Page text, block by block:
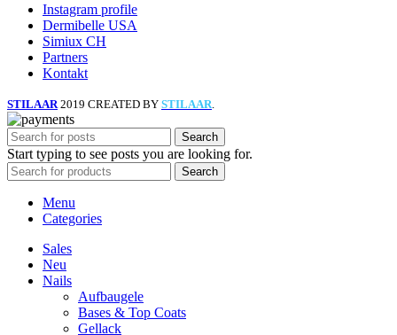
Instagram profile
Dermibelle USA
Simiux CH
Partners
Kontakt
STILAAR 2019 CREATED BY STILAAR
Search
Start typing to see posts you are looking for.
Search
Menu
Categories
Sales
Neu
Nails
Aufbaugele
Bases & Top Coats
Gellack